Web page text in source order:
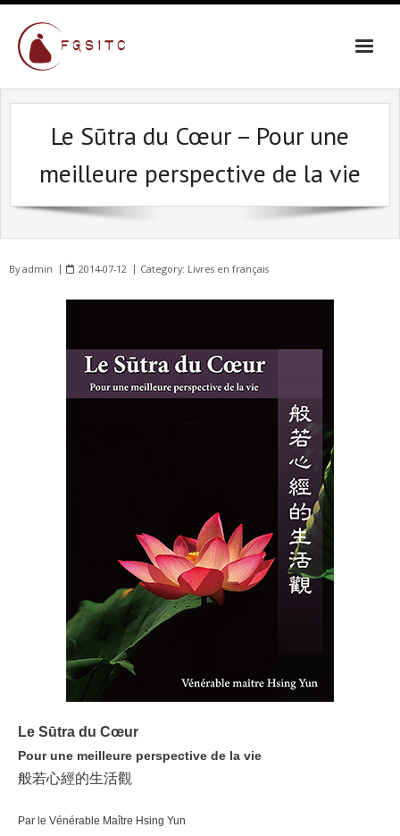
Le Sūtra du Cœur – Pour une
meilleure perspective de la vie
Byadmin 2014-07-12 Category: Livres en français
Le Sūtra du Cœur
Pour une meilleure perspective de la vie
般若心經的生活觀
Par le Vénérable Maître Hsing Yun